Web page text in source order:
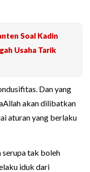
Soal Kadin
Usaha Tarik
Dan yang
akan dilibatkan
aturan yang berlaku
tak boleh
iduk dari